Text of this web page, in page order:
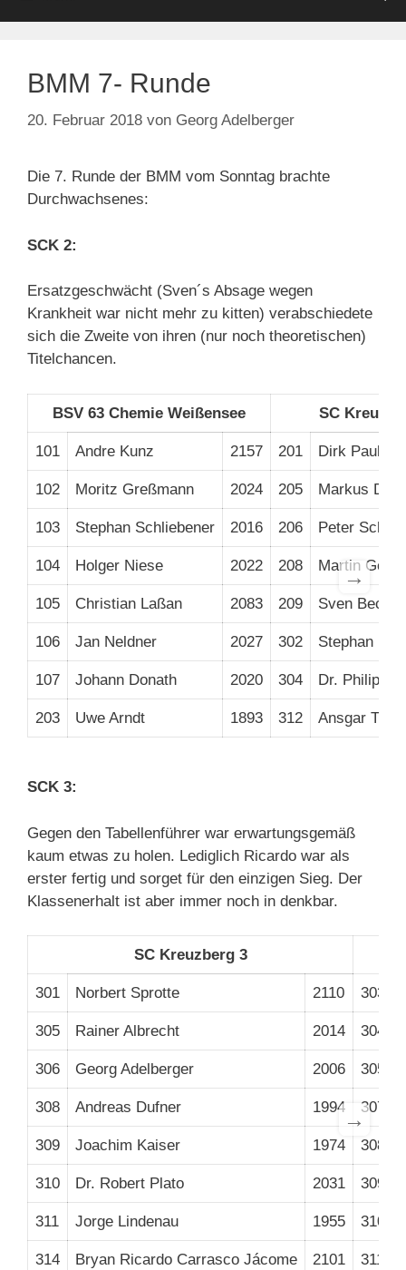
BMM 7- Runde
20. Februar 2018 von Georg Adelberger
Die 7. Runde der BMM vom Sonntag brachte
Durchwachsenes:
SCK 2:
Ersatzgeschwächt (Sven´s Absage wegen
Krankheit war nicht mehr zu kitten) verabschiedete
sich die Zweite von ihren (nur noch theoretischen)
Titelchancen.
BSV 63 Chemie Weißensee SC
101 Andre Kunz 2157 201 Dirk Paulsen
102 Moritz Greßmann 2024 205 Markus
103 Stephan Schliebener 2016 206 Peter
104 Holger Niese 2022 208 Martin
105 Christian Laßan 2083 209 Sven Becker
106 Jan Neldner 2027 302 Stephan
107 Johann Donath 2020 304 Dr. Philip
203 Uwe Arndt 1893 312 Ansgar
→
SCK 3:
Gegen den Tabellenführer war erwartungsgemäß
kaum etwas zu holen. Lediglich Ricardo war als
erster fertig und sorget für den einzigen Sieg. Der
Klassenerhalt ist aber immer noch in denkbar.
SC Kreuzberg 3
301 Norbert Sprotte 2110 303
305 Rainer Albrecht 2014 304
306 Georg Adelberger 2006 305
308 Andreas Dufner 1994 307
309 Joachim Kaiser 1974 308
310 Dr. Robert Plato 2031 309
311 Jorge Lindenau 1955 310
314 Bryan Ricardo Carrasco Jácome 2101 311
→